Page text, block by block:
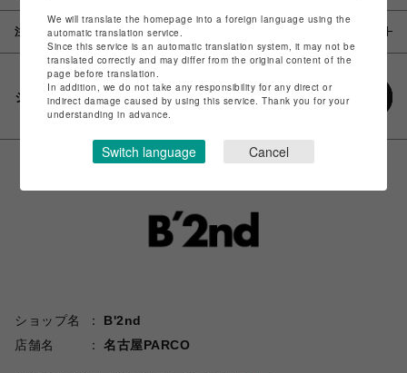
注意事項
シェアする
ショップ名
B'2nd
店舗名
名古屋PARCO
We will translate the homepage into a foreign language using the
automatic translation service.
Since this service is an automatic translation system, it may not be
translated correctly and may differ from the original content of the
page before translation.
In addition, we do not take any responsibility for any direct or
indirect damage caused by using this service. Thank you for your
understanding in advance.
Switch language Cancel